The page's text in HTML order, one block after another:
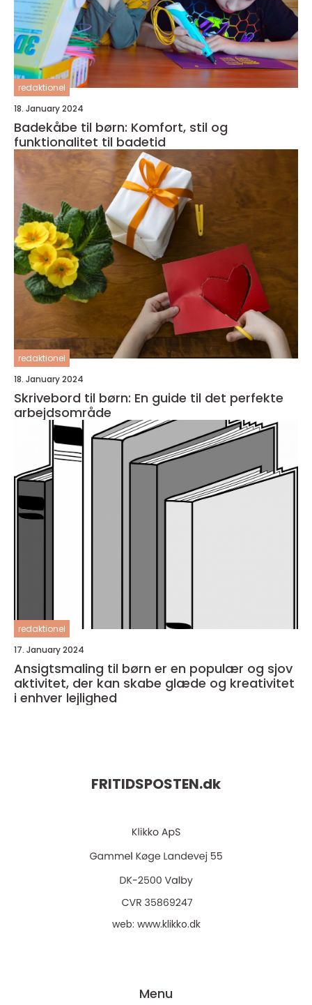
redaktionel
18. January 2024
Badekåbe til børn: Komfort, stil og
funktionalitet til badetid
redaktionel
18. January 2024
Skrivebord til børn: En guide til det perfekte
arbejdsområde
redaktionel
17. January 2024
Ansigtsmaling til børn er en populær og sjov
aktivitet, der kan skabe glæde og kreativitet
i enhver lejlighed
FRITIDSPOSTEN.dk
web: www.klikko.dk
Menu